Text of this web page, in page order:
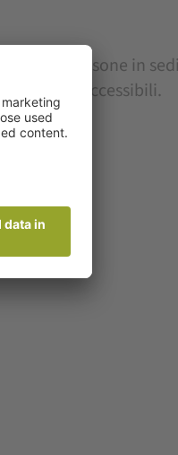
alle persone in
bagni accessibili.